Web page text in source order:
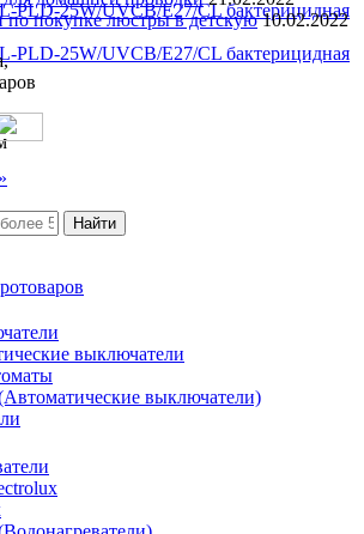
по покупке люстры в детскую 10.02.2022
Найти
выключатели
выключатели)